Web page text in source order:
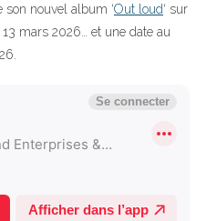
son nouvel album ‘Out loud‘ sur
mars 2026… et une date au